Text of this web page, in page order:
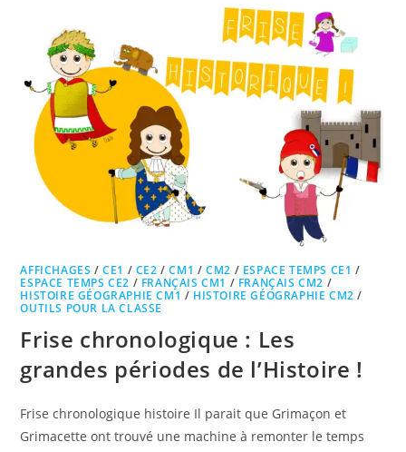
AFFICHAGES /CE1 / CE2 /CM1 /CM2 / ESPACE TEMPS CE1 /
ESPACE TEMPS CE2 / FRANÇAIS CM1 / FRANÇAIS CM2 /
HISTOIRE GÉOGRAPHIE CM1 / HISTOIRE GÉOGRAPHIE CM2 /
OUTILS POUR LA CLASSE
Frise chronologique : Les
grandes périodes de l’Histoire !
Frise chronologique histoire Il parait que Grimaçon et
Grimacette ont trouvé une machine à remonter le temps